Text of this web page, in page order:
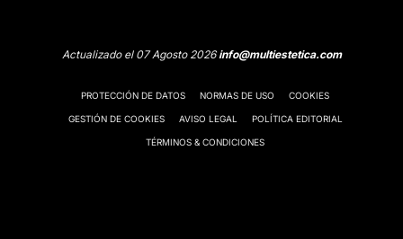
Actualizado el 07 Agosto 2026info@multiestetica.com
PROTECCIÓN DE DATOS NORMAS DE USO COOKIES
GESTIÓN DE COOKIES AVISO LEGAL POLÍTICA EDITORIAL
TÉRMINOS & CONDICIONES